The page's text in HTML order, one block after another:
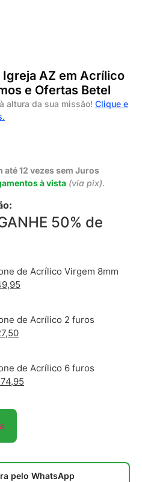
Igreja AZ em Acrílico
e Ofertas Betel
altura da sua missão! Clique e
até 12 vezes sem Juros
à vista (via pix).
50% de
de Acrílico Virgem 8mm
de Acrílico 2 furos
de Acrílico 6 furos
74,95
pelo WhatsApp